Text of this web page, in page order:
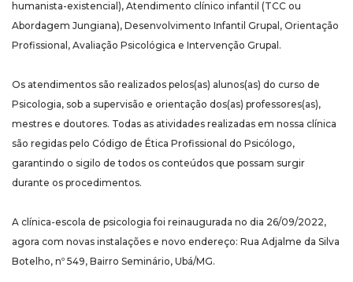
humanista-existencial), Atendimento clínico infantil (TCC ou
Abordagem Jungiana), Desenvolvimento Infantil Grupal, Orientação
Profissional, Avaliação Psicológica e Intervenção Grupal.
Os atendimentos são realizados pelos(as) alunos(as) do curso de
Psicologia, sob a supervisão e orientação dos(as) professores(as),
mestres e doutores. Todas as atividades realizadas em nossa clínica
são regidas pelo Código de Ética Profissional do Psicólogo,
garantindo o sigilo de todos os conteúdos que possam surgir
durante os procedimentos.
A clínica-escola de psicologia foi reinaugurada no dia 26/09/2022,
agora com novas instalações e novo endereço: Rua Adjalme da Silva
Botelho, nº 549, Bairro Seminário, Ubá/MG.